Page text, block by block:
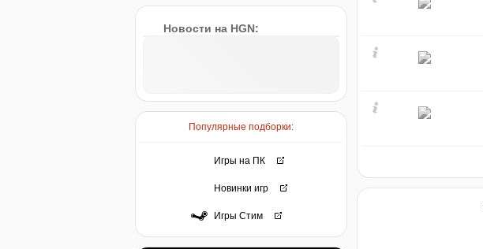
Новости на HGN:
Популярные подборки:
Игры на ПК
Новинки игр
Игры Стим